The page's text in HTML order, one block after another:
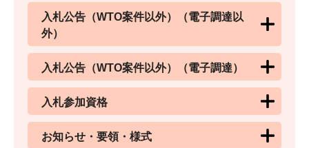
入札公告（WTO案件以外）（電子調達以
外）
入札公告（WTO案件以外）（電子調達）
入札参加資格
お知らせ・要領・様式